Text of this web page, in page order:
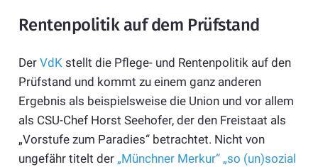
Rentenpolitik auf dem Prüfstand
Der VdK stellt die Pflege- und Rentenpolitik auf den
Prüfstand und kommt zu einem ganz anderen
Ergebnis als beispielsweise die Union und vor allem
als CSU-Chef Horst Seehofer, der den Freistaat als
„Vorstufe zum Paradies“ betrachtet. Nicht von
ungefähr titelt der „Münchner Merkur“ „so (un)sozial